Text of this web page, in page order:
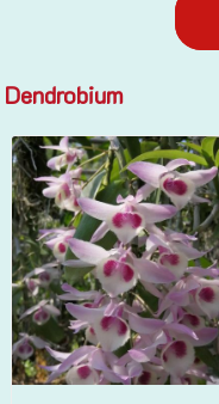
Dendrobium